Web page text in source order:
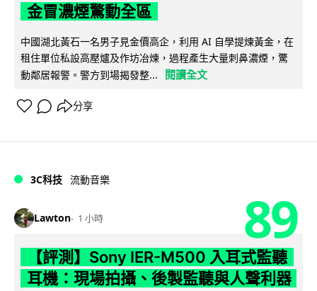
金冒濃煙驚動全區
中國湖北黃石一名男子見金價高企，利用 AI 自學提煉黃金，在
租住單位私設高壓爐及作坊冶煉，過程產生大量刺鼻濃煙，驚
動鄰居報警。警方到場揭發整...
閱讀全文
分享
3C科技 流動音樂
Lawton 1 小時 89
【評測】Sony IER-M500 入耳式監聽
耳機：現場拍攝、後製監聽與人聲利器